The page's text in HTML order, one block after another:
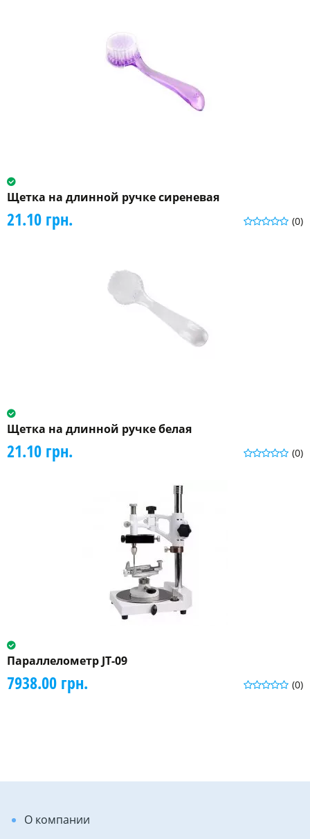
Щетка на длинной ручке сиреневая
(0)
21.10 грн.
Щетка на длинной ручке белая
(0)
21.10 грн.
Параллелометр JT-09
(0)
7938.00 грн.
О компании